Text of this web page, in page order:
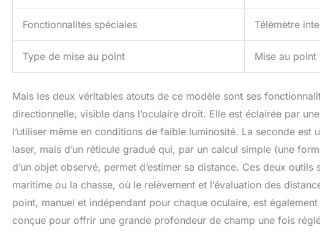
Fonctionnalités spéciales Télémètre
Type de mise au point Mise au
Mais les deux véritables atouts de ce modèle sont ses
directionnelle, visible dans l’oculaire droit. Elle est éclairée par
l’utiliser même en conditions de faible luminosité. La seconde est
laser, mais d’un réticule gradué qui, par un calcul simple (une
d’un objet observé, permet d’estimer sa distance. Ces deux
maritime ou la chasse, où le relèvement et l’évaluation des
point, manuel et indépendant pour chaque oculaire, est
conçue pour offrir une grande profondeur de champ une fois